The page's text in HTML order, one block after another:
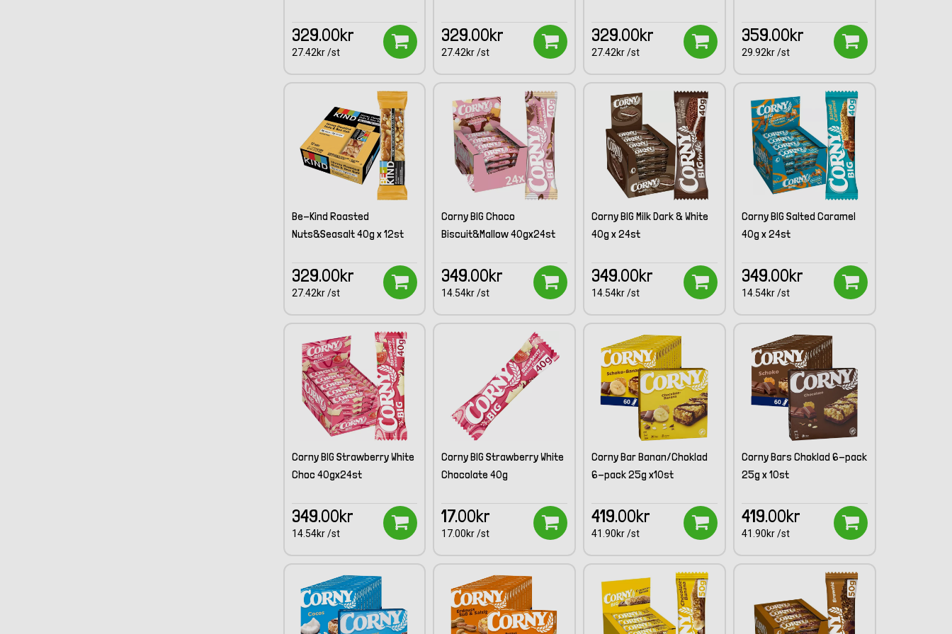
329.00kr
27.42kr /st
329.00kr
27.42kr /st
329.00kr
27.42kr /st
359.00kr
29.92kr /st
Be-Kind Roasted
Nuts&Seasalt 40g x 12st
329.00kr
27.42kr /st
Corny BIG Choco
Biscuit&Mallow 40gx24st
349.00kr
14.54kr /st
Corny BIG Milk Dark & White
40g x 24st
349.00kr
14.54kr /st
Corny BIG Salted Caramel
40g x 24st
349.00kr
14.54kr /st
Corny BIG Strawberry White
Choc 40gx24st
349.00kr
14.54kr /st
Corny BIG Strawberry White
Chocolate 40g
17.00kr
17.00kr /st
Corny Bar Banan/Choklad
6-pack 25g x10st
419.00kr
41.90kr /st
Corny Bars Choklad 6-pack
25g x 10st
419.00kr
41.90kr /st